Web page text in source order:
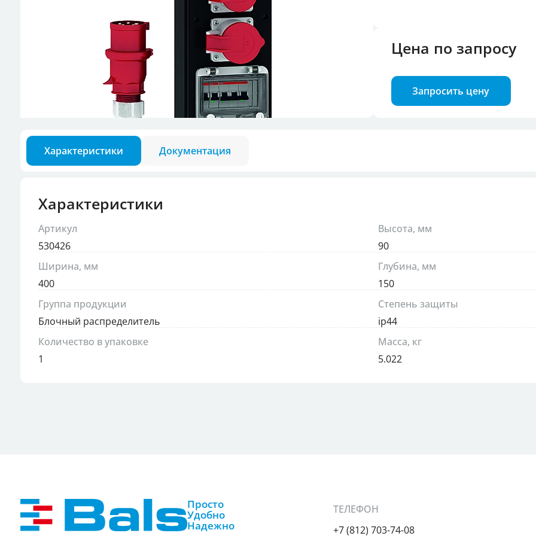
Разъемы для контроля фаз
Аксессуары для вилок и розеток
Цена по запросу
Запросить цену
Характеристики Документация
Характеристики
Артикул
530426
Высота, мм
90
Ширина, мм
400
Глубина, мм
150
Группа продукции
Блочный распределитель
Степень защиты
ip44
Количество в упаковке
1
Масса, кг
5.022
Просто
Удобно
Надежно
ТЕЛЕФОН
+7 (812) 703-74-08